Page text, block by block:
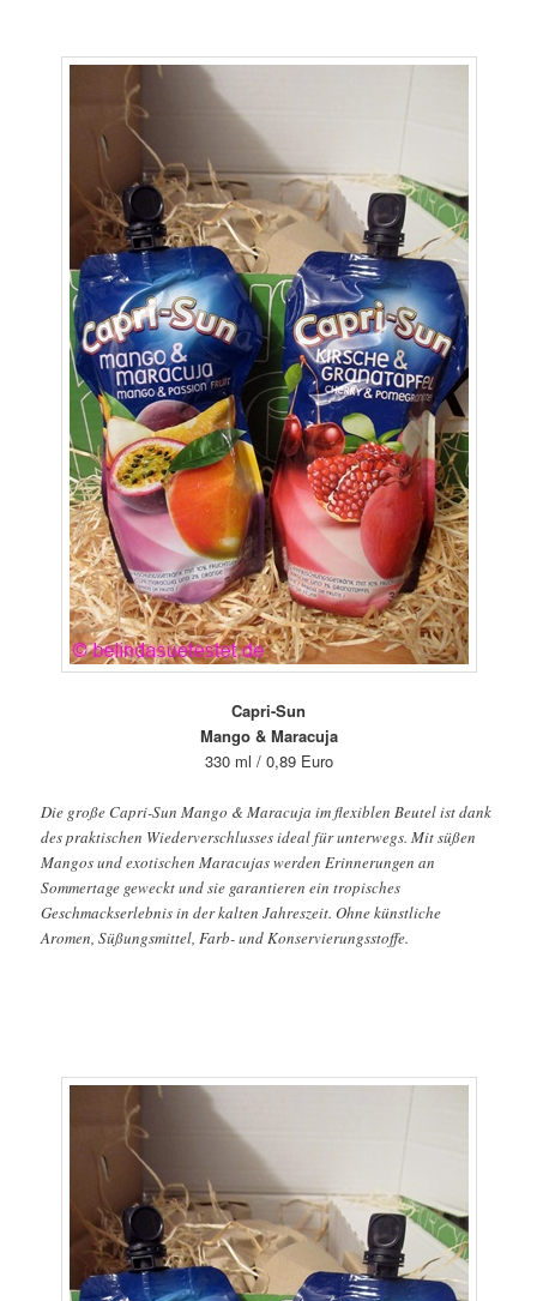
Capri-Sun
Mango & Maracuja
330 ml / 0,89 Euro
Die große Capri-Sun Mango & Maracuja im flexiblen Beutel ist dank
des praktischen Wiederverschlusses ideal für unterwegs. Mit süßen
Mangos und exotischen Maracujas werden Erinnerungen an
Sommertage geweckt und sie garantieren ein tropisches
Geschmackserlebnis in der kalten Jahreszeit. Ohne künstliche
Aromen, Süßungsmittel, Farb- und Konservierungsstoffe.